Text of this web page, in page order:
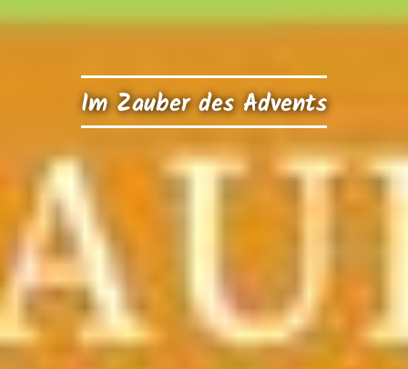
Im Zauber des Advents